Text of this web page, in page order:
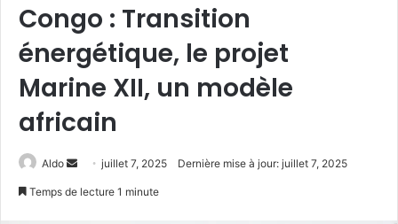
Congo : Transition
énergétique, le projet
Marine XII, un modèle
africain
Aldo
Envoyerjuillet 7, 2025 Dernière mise à jour: juillet 7, 2025
Temps de lecture 1 minute